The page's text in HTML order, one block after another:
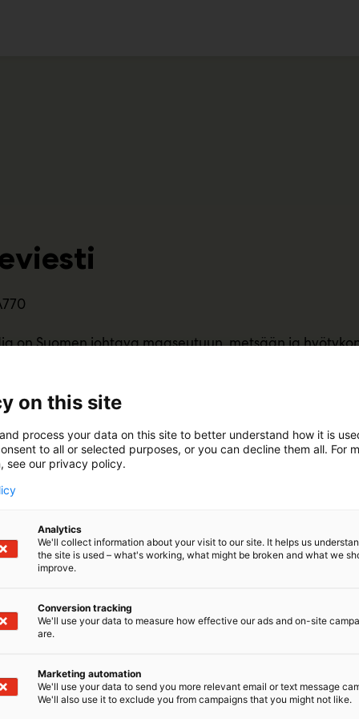
on Suomen johtava maaseutuun, metsään ja
sanoma- ja aikakauslehtiä Maaseudun
Aarre. Painettujen sanoma- ja
sisältöä monipuolisesti myös digitaalisena.
työllistämme noin sata viestinnän ammattilaista,
monipuolisesti sisältöjä kaikkialta Suomesta.
kestävä kehitys ja elämäntapa ovat asioita, joista
intohimoisesti arvojemme mukaisesti.
on this site
process your data on this site to better understand how it is
to all or selected purposes, or you can decline them all. For
see our privacy policy.
Analytics
We'll collect information about your visit to our site. It helps us
the site is used – what's working, what might be broken and what we
improve.
Conversion tracking
We'll use your data to measure how effective our ads and on-site
are.
Marketing automation
We'll use your data to send you more relevant email or text message
We'll also use it to exclude you from campaigns that you might not like.